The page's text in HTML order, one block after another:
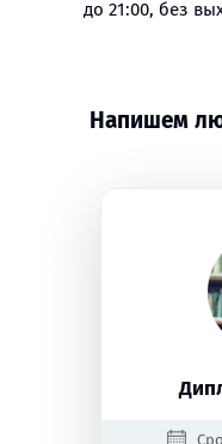
до 21:00, без
Напишем